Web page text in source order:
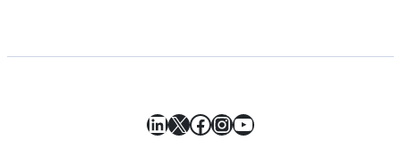
LinkedIn
X Facebook
Instagram
YouTube